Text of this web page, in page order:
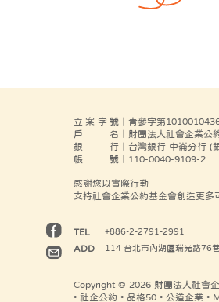
立案字號 ｜青參字第
戶名 ｜財團法人社會企業公
銀行 ｜台灣銀行 中崙分行 (
帳號 ｜110-0040-9109-2
感謝您以實際行動
支持社會企業公約基金會創造更多
TEL +886-2-2791-2991
ADD 114 台北市內湖區瑞光路76
Copyright © 2026 財團法人社會
• 社企公約 • 品格50 • 公道企業 •